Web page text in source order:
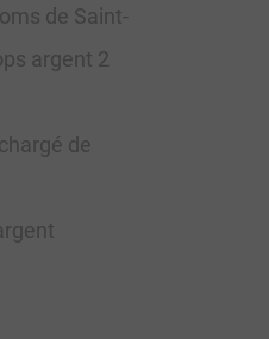
de Saint-
argent 2
de